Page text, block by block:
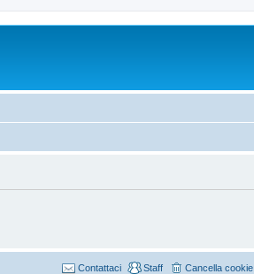
Cancella cookie
Staff
Contattaci